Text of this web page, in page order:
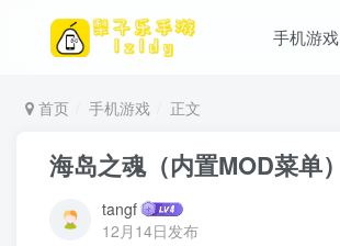
手机游戏
首页 手机游戏 正文
海岛之魂（内置MOD菜单）
tangf
12月14日发布